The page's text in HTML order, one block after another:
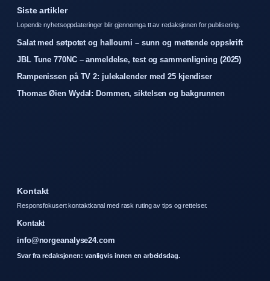
Siste artikler
Lopende nyhetsoppdateringer blir gjennomga tt av redaksjonen for publisering.
Salat med søtpotet og halloumi – sunn og mettende oppskrift
JBL Tune 770NC – anmeldelse, test og sammenligning (2025)
Rampenissen på TV 2: julekalender med 25 kjendiser
Thomas Øien Wydal: Dommen, siktelsen og bakgrunnen
Kontakt
Responsfokusert kontaktkanal med rask ruting av tips og rettelser.
Kontakt
info@norgeanalyse24.com
Svar fra redaksjonen: vanligvis innen en arbeidsdag.